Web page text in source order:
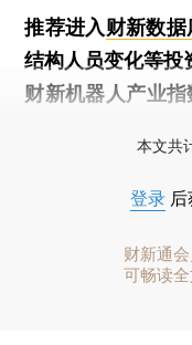
推荐进入财新数据
结构人员变化等投
财新机器人产业指
本文共
登录
财新通会
可畅读全